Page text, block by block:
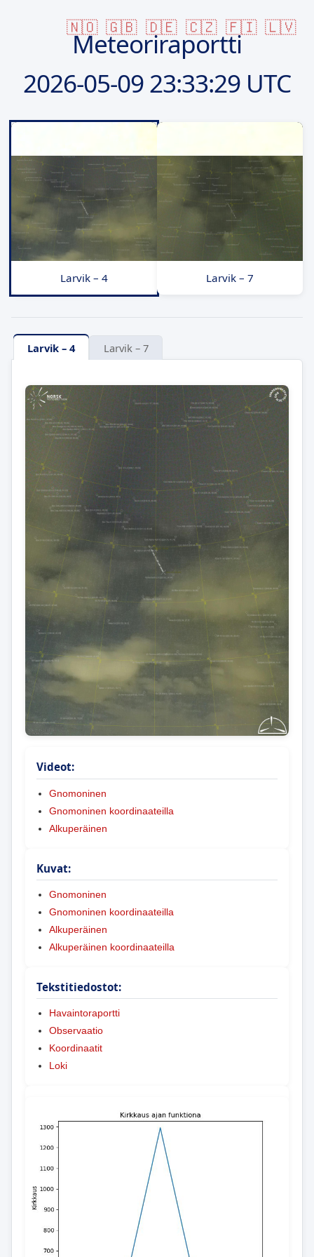
🇳🇴 🇬🇧 🇩🇪 🇨🇿 🇫🇮 🇱🇻
Meteoriraportti
2026-05-0923:33:29 UTC
Larvik – 4 Larvik – 7
Larvik – 4 Larvik – 7
Videot:
Gnomoninen
Gnomoninen koordinaateilla
Alkuperäinen
Kuvat:
Gnomoninen
Gnomoninen koordinaateilla
Alkuperäinen
Alkuperäinen koordinaateilla
Tekstitiedostot:
Havaintoraportti
Observaatio
Koordinaatit
Loki